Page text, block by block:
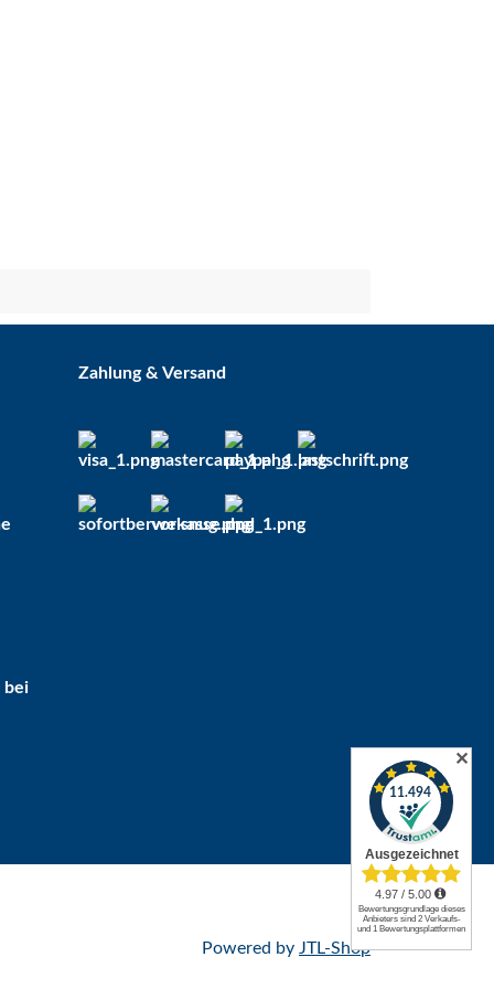
✕
bei
Zahlung & Versand
Powered by JTL-Shop